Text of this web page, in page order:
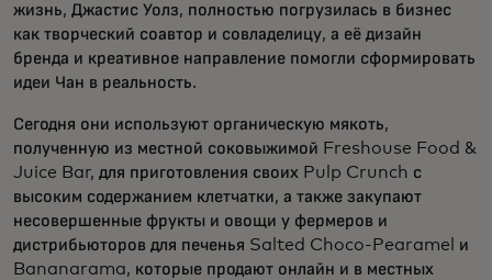
жизнь, Джастис Уолз, полностью погрузилась в бизнес
как творческий соавтор и совладелицу, а её дизайн
бренда и креативное направление помогли сформировать
идеи Чан в реальность.
Сегодня они используют органическую мякоть,
полученную из местной соковыжимой Freshouse Food &
Juice Bar, для приготовления своих Pulp Crunch с
высоким содержанием клетчатки, а также закупают
несовершенные фрукты и овощи у фермеров и
дистрибьюторов для печенья Salted Choco-Pearamel и
Bananarama, которые продают онлайн и в местных